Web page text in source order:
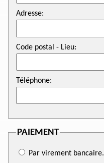
Adresse:
Code postal - Lieu:
Téléphone:
PAIEMENT
Par virement bancaire.